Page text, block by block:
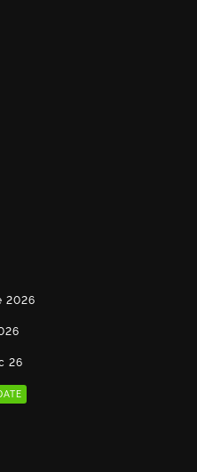
2026
26